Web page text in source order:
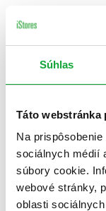
Súhlas
Táto webstránka
Na
sociálnych médií
súbory cookie.
webové stránky,
oblasti